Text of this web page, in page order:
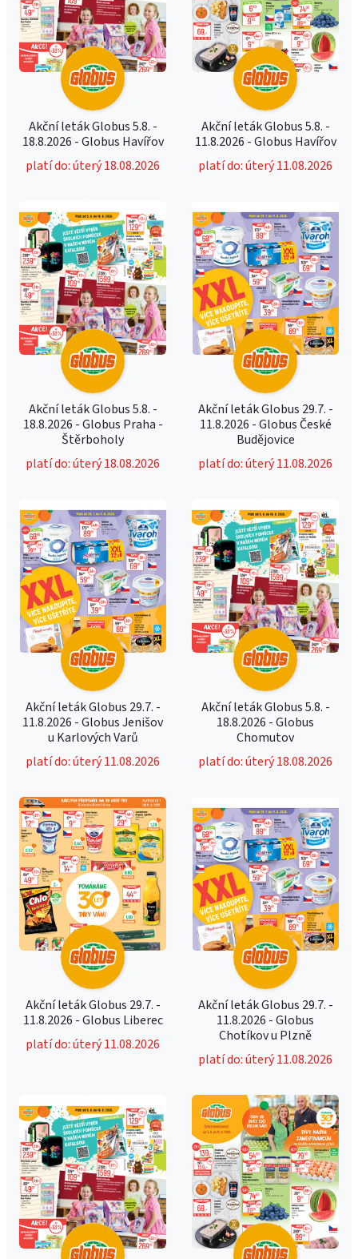
Akční leták Globus 5.8. -
18.8.2026 - Globus Havířov
platí do: úterý 18.08.2026
Akční leták Globus 5.8. -
11.8.2026 - Globus Havířov
platí do: úterý 11.08.2026
Akční leták Globus 5.8. -
18.8.2026 - Globus Praha -
Štěrboholy
platí do: úterý 18.08.2026
Akční leták Globus 29.7. -
11.8.2026 - Globus České
Budějovice
platí do: úterý 11.08.2026
Akční leták Globus 29.7. -
11.8.2026 - Globus Jenišov
u Karlových Varů
platí do: úterý 11.08.2026
Akční leták Globus 5.8. -
18.8.2026 - Globus
Chomutov
platí do: úterý 18.08.2026
Akční leták Globus 29.7. -
11.8.2026 - Globus Liberec
platí do: úterý 11.08.2026
Akční leták Globus 29.7. -
11.8.2026 - Globus
Chotíkov u Plzně
platí do: úterý 11.08.2026